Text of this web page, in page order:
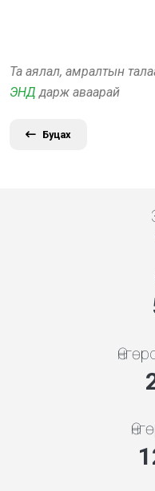
Та аялал, амралтын
ЭНД дарж аваарай
Буцах